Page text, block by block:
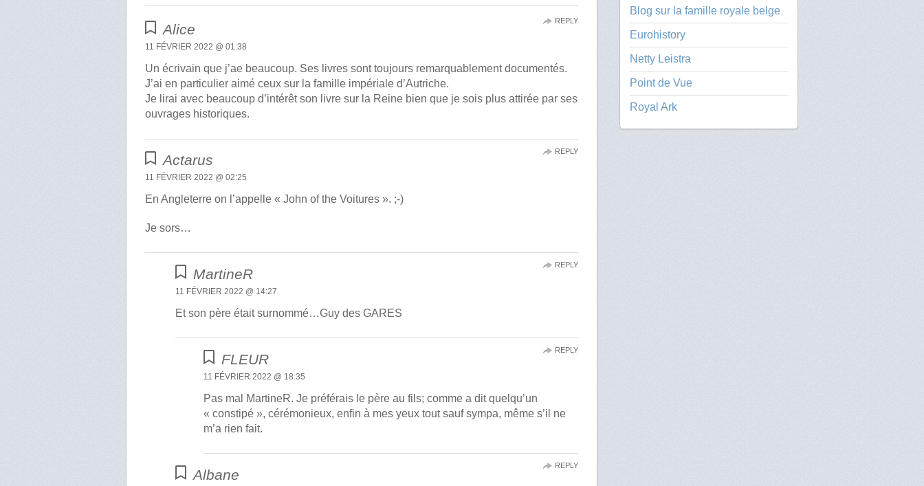
Alice
11 FÉVRIER 2022 @ 01:38
Un écrivain que j’ae beaucoup. Ses livres sont toujours remarquablement documentés.
J’ai en particulier aimé ceux sur la famille impériale d’Autriche.
Je lirai avec beaucoup d’intérêt son livre sur la Reine bien que je sois plus attirée par ses
ouvrages historiques.
REPLY
Actarus
11 FÉVRIER 2022 @ 02:25
En Angleterre on l’appelle « John of the Voitures ». ;-)
Je sors…
REPLY
MartineR
11 FÉVRIER 2022 @ 14:27
Et son père était surnommé…Guy des GARES
REPLY
FLEUR
11 FÉVRIER 2022 @ 18:35
Pas mal MartineR. Je préférais le père au fils; comme a dit quelqu’un
« constipé », cérémonieux, enfin à mes yeux tout sauf sympa, même s’il ne
m’a rien fait.
REPLY
Albane
REPLY
Blog sur la famille royale belge
Eurohistory
Netty Leistra
Point de Vue
Royal Ark